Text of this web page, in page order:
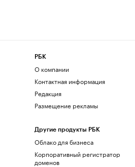
РБК
О компании
Контактная информация
Редакция
Размещение рекламы
Другие продукты РБК
Облако для бизнеса
Корпоративный регистратор
доменов